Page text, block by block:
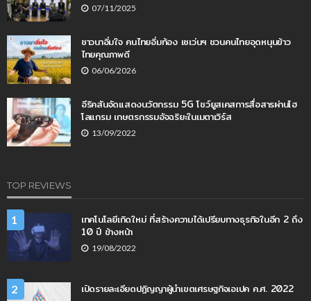
07/11/2025
ชาวนาอิ่มใจ คนไทยอิ่มท้อง เซเว่นฯ ชวนคนไทยอุดหนุนข้าว
ไทยคุณภาพดี
06/06/2026
อีริคสันจัดแสดงนวัตกรรม 5G โชว์ยูสเคสการสื่อสารผ่านโฮ
โลแกรม เกษตรกรรมอัจฉริยะในเมตาเวิร์ส
13/09/2022
TOP REVIEWS
1
เทคโนโลยีเกิดใหม่ ที่สร้างความได้เปรียบทางธุรกิจในอีก 2 ถึง
10 ปี ข้างหน้า
19/08/2022
2 เปิดรายละเอียดปฏิญญาผู้นำเขตเศรษฐกิจเอเปค ค.ศ. 2022